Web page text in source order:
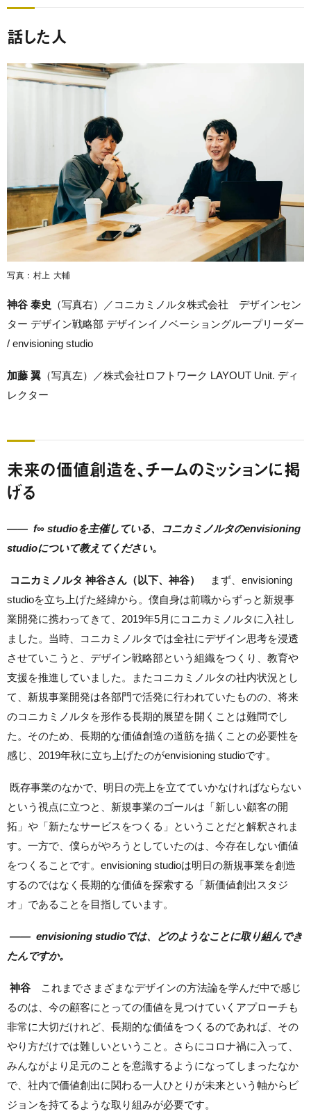
話した人
写真：村上 大輔
神谷 泰史 （写真右）／コニカミノルタ株式会社 デザインセン
ター デザイン戦略部 デザインイノベーショングループリーダー
/ envisioning studio
加藤 翼 （写真左）／株式会社ロフトワーク LAYOUT Unit. ディ
レクター
未来の価値創造を、チームのミッションに掲
げる
—— f∞ studioを主催している、コニカミノルタのenvisioning
studioについて教えてください。
コニカミノルタ 神谷さん（以下、神谷）
まず、envisioning
studioを立ち上げた経緯から。僕自身は前職からずっと新規事
業開発に携わってきて、2019年5月にコニカミノルタに入社し
ました。当時、コニカミノルタでは全社にデザイン思考を浸透
させていこうと、デザイン戦略部という組織をつくり、教育や
支援を推進していました。またコニカミノルタの社内状況とし
て、新規事業開発は各部門で活発に行われていたものの、将来
のコニカミノルタを形作る長期的展望を開くことは難問でし
た。そのため、長期的な価値創造の道筋を描くことの必要性を
感じ、2019年秋に立ち上げたのがenvisioning studioです。
既存事業のなかで、明日の売上を立てていかなければならない
という視点に立つと、新規事業のゴールは「新しい顧客の開
拓」や「新たなサービスをつくる」ということだと解釈されま
す。一方で、僕らがやろうとしていたのは、今存在しない価値
をつくることです。envisioning studioは明日の新規事業を創造
するのではなく長期的な価値を探索する「新価値創出スタジ
オ」であることを目指しています。
—— envisioning studioでは、どのようなことに取り組んでき
たんですか。
神谷
これまでさまざまなデザインの方法論を学んだ中で感じ
るのは、今の顧客にとっての価値を見つけていくアプローチも
非常に大切だけれど、長期的な価値をつくるのであれば、その
やり方だけでは難しいということ。さらにコロナ禍に入って、
みんながより足元のことを意識するようになってしまったなか
で、社内で価値創出に関わる一人ひとりが未来という軸からビ
ジョンを持てるような取り組みが必要です。